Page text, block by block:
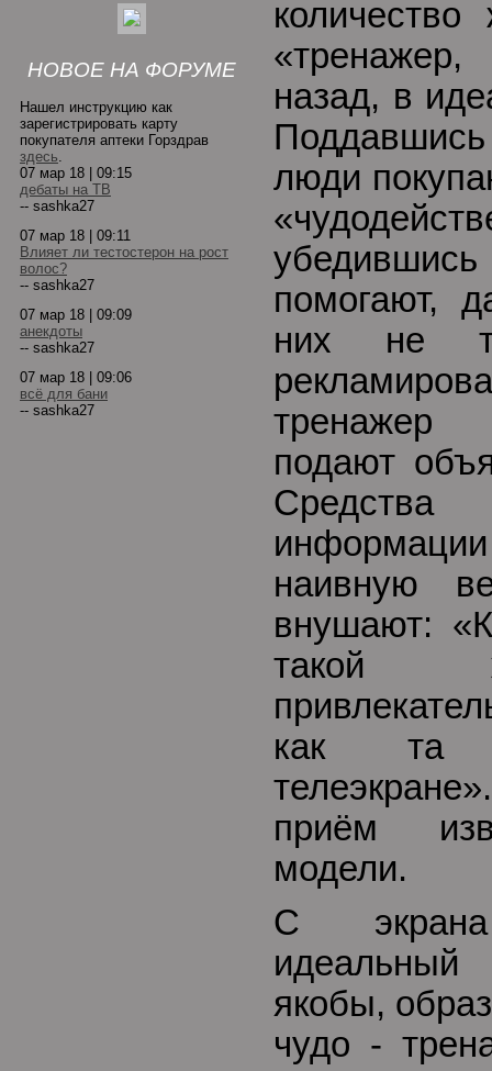
НОВОЕ НА ФОРУМЕ
Нашел инструкцию как
зарегистрировать карту
покупателя аптеки Горздрав
здесь.
07 мар 18 | 09:15
дебаты на ТВ
-- sashka27
07 мар 18 | 09:11
Влияет ли тестостерон на рост
волос?
-- sashka27
07 мар 18 | 09:09
анекдоты
-- sashka27
07 мар 18 | 09:06
всё для бани
-- sashka27
назад, в
люди
помогают,
них не
тренажер
подают
наивную
внушают:
такой
как та
приём
модели.
С экрана
якобы,
чудо -